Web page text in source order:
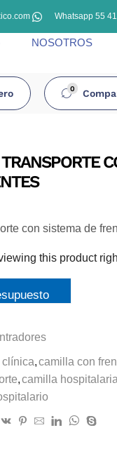
Whatsapp 55
NOSOTROS
0
con sistema de
this product
,camilla con
,camilla hospitalaria